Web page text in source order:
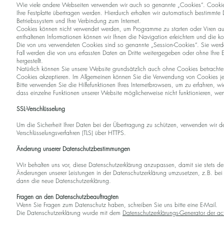
Wie viele andere Webseiten verwenden wir auch so genannte „Cookies“.
Ihre Festplatte übertragen werden. Hierdurch erhalten wir automatisch
Betriebssystem und Ihre Verbindung zum Internet.
Cookies können nicht verwendet werden, um Programme zu starten oder Viren
enthaltenen Informationen können wir Ihnen die Navigation erleichtern und die
Die von uns verwendeten Cookies sind so genannte „Session-Cookies“. Sie
Fall werden die von uns erfassten Daten an Dritte weitergegeben oder ohne
hergestellt.
Natürlich können Sie unsere Website grundsätzlich auch ohne Cookies
Cookies akzeptieren. Im Allgemeinen können Sie die Verwendung von Cookies
Bitte verwenden Sie die Hilfefunktionen Ihres Internetbrowsers, um zu erfahren,
dass einzelne Funktionen unserer Website möglicherweise nicht funktionieren,
SSL-Verschlüsselung
Um die Sicherheit Ihrer Daten bei der Übertragung zu schützen, verwenden wir
Verschlüsselungsverfahren (TLS) über HTTPS.
Änderung unserer Datenschutzbestimmungen
Wir behalten uns vor, diese Datenschutzerklärung anzupassen, damit sie stets
Änderungen unserer Leistungen in der Datenschutzerklärung umzusetzen, z.B.
dann die neue Datenschutzerklärung.
Fragen an den Datenschutzbeauftragten
Wenn Sie Fragen zum Datenschutz haben, schreiben Sie uns bitte eine E-Mail.
Die Datenschutzerklärung wurde mit dem Datenschutzerklärungs-Generator der